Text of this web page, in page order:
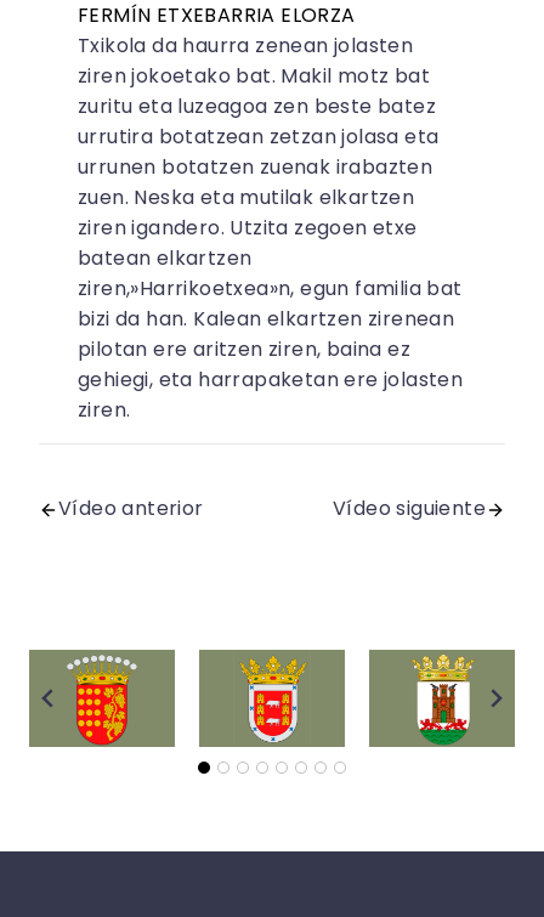
FERMÍN ETXEBARRIA ELORZA
Txikola da haurra zenean jolasten
ziren jokoetako bat. Makil motz bat
zuritu eta luzeagoa zen beste batez
urrutira botatzean zetzan jolasa eta
urrunen botatzen zuenak irabazten
zuen. Neska eta mutilak elkartzen
ziren igandero. Utzita zegoen etxe
batean elkartzen
ziren,»Harrikoetxea»n, egun familia bat
bizi da han. Kalean elkartzen zirenean
pilotan ere aritzen ziren, baina ez
gehiegi, eta harrapaketan ere jolasten
ziren.
Vídeo anterior Vídeo siguiente